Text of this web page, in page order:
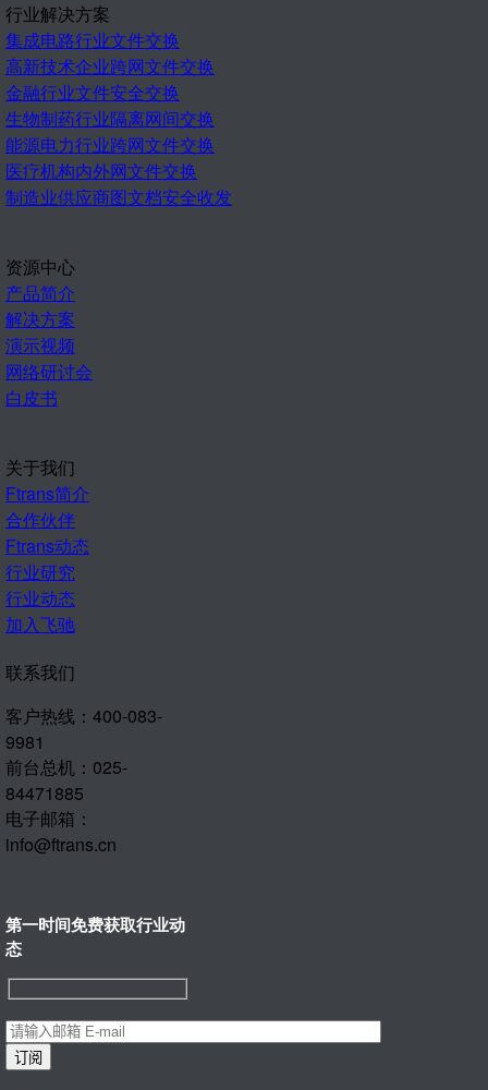
行业解决方案
集成电路行业文件交换
高新技术企业跨网文件交换
金融行业文件安全交换
生物制药行业隔离网间交换
能源电力行业跨网文件交换
医疗机构内外网文件交换
制造业供应商图文档安全收发
资源中心
产品简介
解决方案
演示视频
网络研讨会
白皮书
关于我们
Ftrans简介
合作伙伴
Ftrans动态
行业研究
行业动态
加入飞驰
联系我们
客户热线：400-083-
9981
前台总机：025-
84471885
电子邮箱：
info@ftrans.cn
第一时间免费获取行业动
态